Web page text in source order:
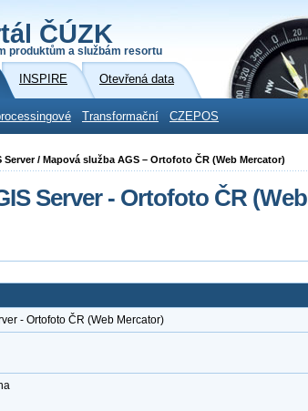
ČÚZK
produktům a službám resortu
INSPIRE Otevřená data
Transformační CZEPOS
/ Mapová služba AGS – Ortofoto ČR (Web Mercator)
Server - Ortofoto ČR (Web
- Ortofoto ČR (Web Mercator)